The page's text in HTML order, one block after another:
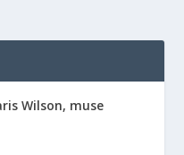
Wilson, muse